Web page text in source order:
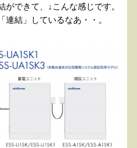
ができて、↓こんな感じです。
連結」しているなあ・・。